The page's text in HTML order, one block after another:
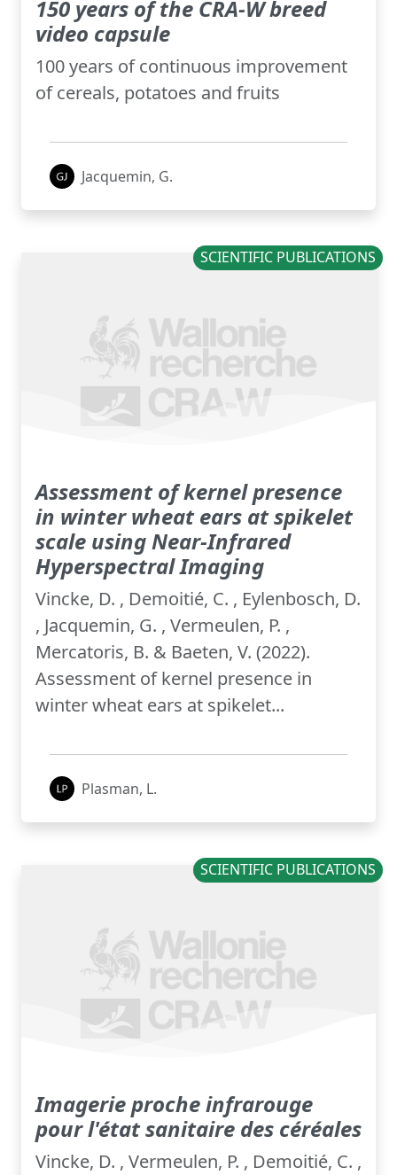
150 years of the CRA-W breed
video capsule
100 years of continuous improvement
of cereals, potatoes and fruits
Jacquemin, G.
SCIENTIFIC PUBLICATIONS
Assessment of kernel presence
in winter wheat ears at spikelet
scale using Near-Infrared
Hyperspectral Imaging
Vincke, D. , Demoitié, C. , Eylenbosch, D.
, Jacquemin, G. , Vermeulen, P. ,
Mercatoris, B. & Baeten, V. (2022).
Assessment of kernel presence in
winter wheat ears at spikelet...
Plasman, L.
SCIENTIFIC PUBLICATIONS
Imagerie proche infrarouge
pour l'état sanitaire des céréales
Vincke, D. , Vermeulen, P. , Demoitié, C. ,